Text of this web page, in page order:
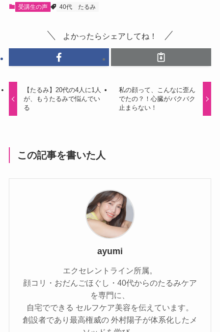
受講生の声 40代 たるみ
よかったらシェアしてね！
【たるみ】20代の4人に1人
が、もうたるみで悩んでい
る
私の顔って、こんなに歪ん
でたの？！心臓がバクバク
止まらない！
この記事を書いた人
ayumi
エクセレントライン所属。
顔コリ・おだんごほぐし・40代からのたるみケア
を専門に、
自宅でできる セルフケア美容を伝えています。
創設者であり最高権威の 外村陽子が体系化したメ